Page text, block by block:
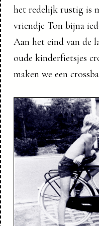
het redelijk rustig is
vriendje Ton bijna
Aan het eind van de
oude kinderfietsjes
maken we een